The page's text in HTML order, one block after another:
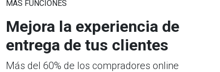
MÁS FUNCIONES
Mejora la experiencia de
entrega de tus clientes
Más del 60% de los compradores online